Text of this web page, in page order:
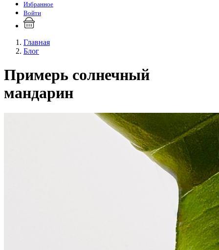
Избранное
Войти
Главная
Блог
Примерь солнечный
мандарин